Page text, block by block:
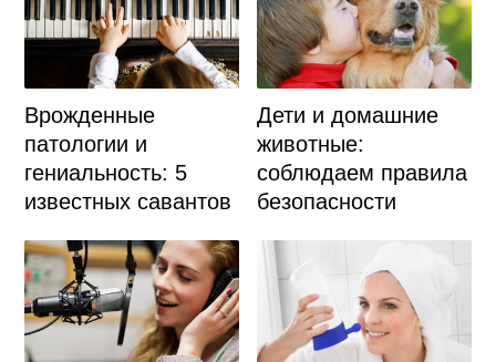
Врожденные
патологии и
гениальность: 5
известных савантов
Дети и домашние
животные:
соблюдаем правила
безопасности